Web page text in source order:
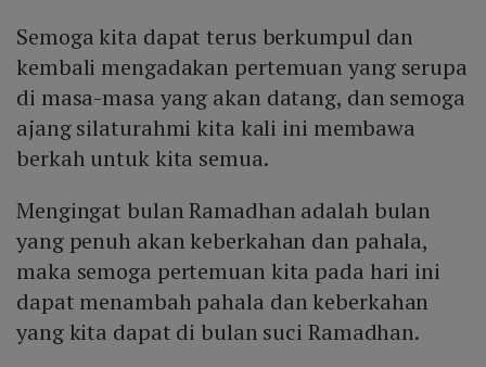
Semoga kita dapat terus berkumpul dan
kembali mengadakan pertemuan yang serupa
di masa-masa yang akan datang, dan semoga
ajang silaturahmi kita kali ini membawa
berkah untuk kita semua.
Mengingat bulan Ramadhan adalah bulan
yang penuh akan keberkahan dan pahala,
maka semoga pertemuan kita pada hari ini
dapat menambah pahala dan keberkahan
yang kita dapat di bulan suci Ramadhan.